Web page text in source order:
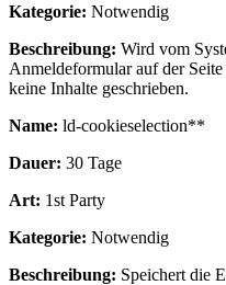
Kategorie: Notwendig
Beschreibung: Wird vom
Anmeldeformular auf der
keine Inhalte geschrieben.
Name: ld-cookieselection**
Dauer: 30 Tage
Art: 1st Party
Kategorie: Notwendig
Beschreibung: Speichert die